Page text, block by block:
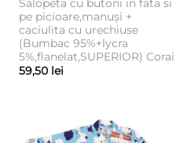
Salopeta cu butoni in fata si
pe picioare,manuși +
caciulita cu urechiuse
(Bumbac 95%+lycra
5%,flanelat,SUPERIOR) Corai
59,50 lei